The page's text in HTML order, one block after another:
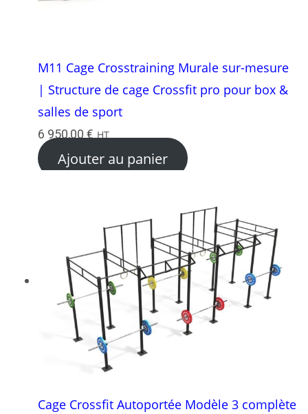
M11 Cage Crosstraining Murale sur-mesure
| Structure de cage Crossfit pro pour box &
salles de sport
6 950,00€ HT
Ajouter au panier
Cage Crossfit Autoportée Modèle 3 complète